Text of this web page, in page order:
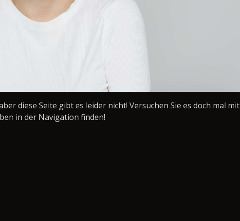
diese Seite gibt es leider nicht! Versuchen Sie es doch mal mit
in der Navigation finden!